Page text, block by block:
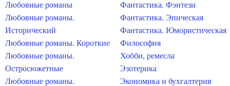
Любовные романы
Любовные романы.
Исторический
Любовные романы. Короткие
Любовные романы.
Остросюжетные
Любовные романы.
Фантастика. Фэнтези
Фантастика. Эпическая
Фантастика. Юмористическая
Философия
Хобби, ремесла
Эзотерика
Экономика и бухгалтерия